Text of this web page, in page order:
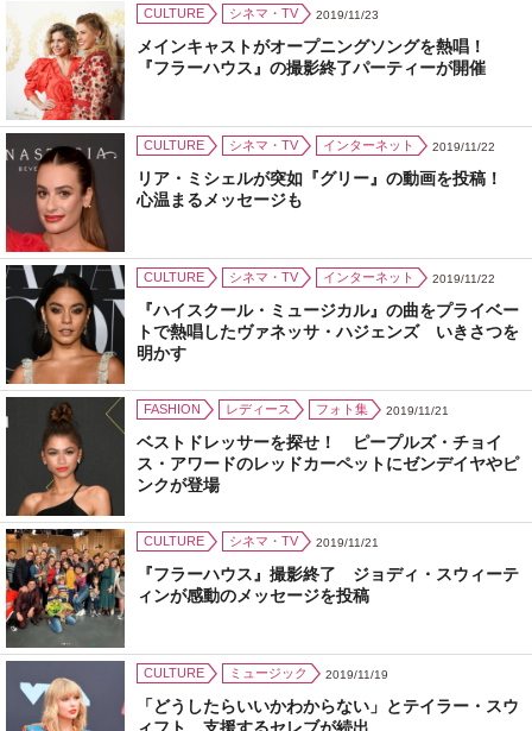
CULTURE シネマ・TV 2019/11/23
メインキャストがオープニングソングを熱唱！
『フラーハウス』の撮影終了パーティーが開催
CULTURE シネマ・TV インターネット 2019/11/22
リア・ミシェルが突如『グリー』の動画を投稿！
心温まるメッセージも
CULTURE シネマ・TV インターネット 2019/11/22
『ハイスクール・ミュージカル』の曲をプライベー
トで熱唱したヴァネッサ・ハジェンズ いきさつを
明かす
FASHION レディース フォト集 2019/11/21
ベストドレッサーを探せ！ ピープルズ・チョイ
ス・アワードのレッドカーペットにゼンデイヤやピ
ンクが登場
CULTURE シネマ・TV 2019/11/21
『フラーハウス』撮影終了 ジョディ・スウィーテ
ィンが感動のメッセージを投稿
CULTURE ミュージック 2019/11/19
「どうしたらいいかわからない」とテイラー・スウ